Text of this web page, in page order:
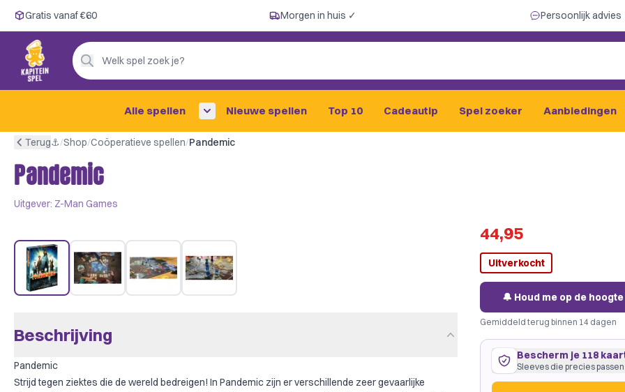
Gratis vanaf €60
Morgen in huis ✓
Persoonlijk advies
4,9/5 —
200+ beoordelingen
Gratis vanaf €60 Morgen in huis ✓ Persoonlijk advies
Welk spel zoek je?
Alle spellen Nieuwe spellen Top 10 Cadeautip Spel zoeker Aanbiedingen
Terug⚓︎/Shop/Coöperatieve spellen/Pandemic
Pandemic
Uitgever: Z-Man Games
Beschrijving
Pandemic
Strijd tegen ziektes die de wereld bedreigen! In Pandemic zijn er verschillende zeer gevaarlijke
44,95
Uitverkocht
🔔 Houd me op de hoogte
Gemiddeld terug binnen 14 dagen
Bescherm je 118
Sleeves die precies passen